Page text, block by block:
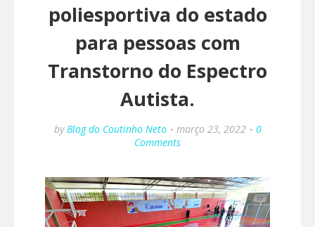
poliesportiva do estado
para pessoas com
Transtorno do Espectro
Autista.
by Blog do Coutinho Neto março 23, 2022
0
Comments